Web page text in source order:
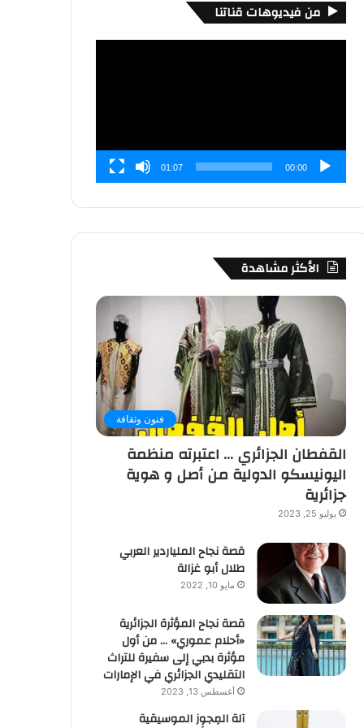
من فيديوهات قناتنا
00:00
01:07
الأكثر مشاهدة
فنون وثقافة
القفطان الجزائري … اعتبرته منظمة
اليونيسكو الدولية من أصل و هوية
جزائرية
يوليو 25, 2023
قصة نجاح الملياردير العربي
طلال أبو غزالة
مايو 10, 2022
قصة نجاح المؤثرة الجزائرية
«أحلام عموري» … من أول
مؤثرة بدبي إلى سفيرة للتراث
التقليدي الجزائري في الإمارات
أغسطس 13, 2023
آلة المِجوِز الموسيقية‎‎